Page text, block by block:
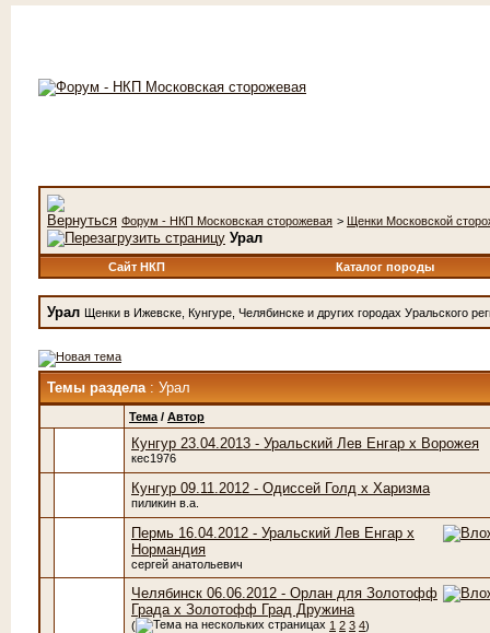
Форум - НКП Московская сторожевая > Щенки Московской
Урал
Сайт НКП Каталог породы
Урал Щенки в Ижевске, Кунгуре, Челябинске и других городах Уральского
Темы раздела: Урал
Тема / Автор
Кунгур 23.04.2013 - Уральский Лев Енгар x Ворожея
кес1976
Кунгур 09.11.2012 - Одиссей Голд x Харизма
пиликин в.а.
Пермь 16.04.2012 - Уральский Лев Енгар х
Нормандия
сергей анатольевич
Челябинск 06.06.2012 - Орлан для Золотофф
Града х Золотофф Град Дружина
( 1 2 3 4)